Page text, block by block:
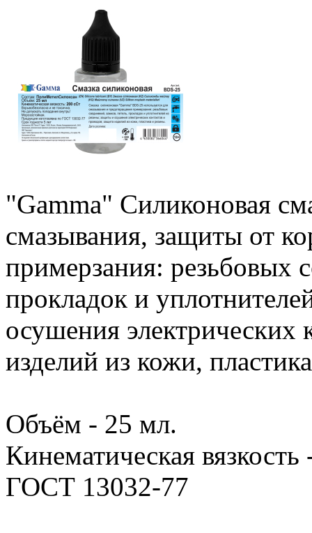
"Gamma" Силиконовая
смазывания, защиты от
примерзания: резьбовых
прокладок и
осушения электрических
изделий из кожи,
Объём - 25 мл.
Кинематическая
ГОСТ 13032-77